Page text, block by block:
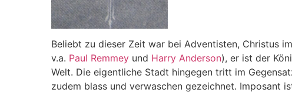
Beliebt zu dieser Zeit war bei Adventisten, Christus
v.a. Paul Remmey und Harry Anderson), er ist der
Welt. Die eigentliche Stadt hingegen tritt im
zudem blass und verwaschen gezeichnet. Imposant